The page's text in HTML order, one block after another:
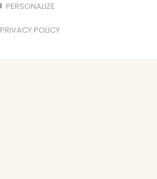
PERSONALIZE
PRIVACY POLICY